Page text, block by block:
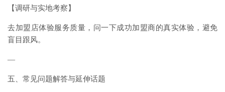
【调研与实地考察】
去加盟店体验服务质量，问一下成功加盟商的真实体验，避免
盲目跟风。
—
五、常见问题解答与延伸话题